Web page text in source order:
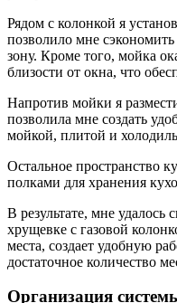
Рядом с колонкой я
позволило мне
зону. Кроме того, мойка
близости от окна, что
Напротив мойки я
позволила мне создать
мойкой, плитой и
Остальное пространство
полками для хранения
В результате, мне удалось
хрущевке с газовой
места, создает удобную
достаточное количество
Организация